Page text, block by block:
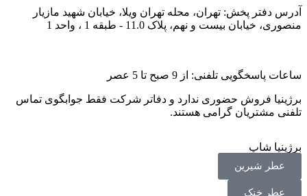
آدرس دفتر پخش: تهران، محله تهران ویلا، خیابان شهید مازیار
منصوری، خیابان بیست و نهم، پلاک 11.0 - طبقه 1 ، واحد 1
ساعات پاسخگویی تلفنی: از 9 صبح تا 5 عصر
برژینیا فروش حضوری ندارد و دفاتر شرکت فقط جوابگوی تماس
تلفنی مشتریان گرامی هستند.
برژینیا شاپ
عطر شیرین
عطر خنک